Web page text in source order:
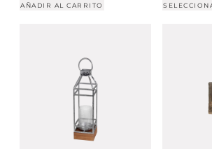
AÑADIR AL CARRITO